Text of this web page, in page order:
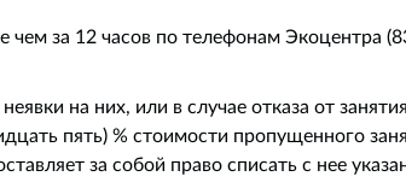
за 12 часов по телефонам Экоцентра
на них, или в случае отказа от
пять) % стоимости пропущенного
за собой право списать с нее